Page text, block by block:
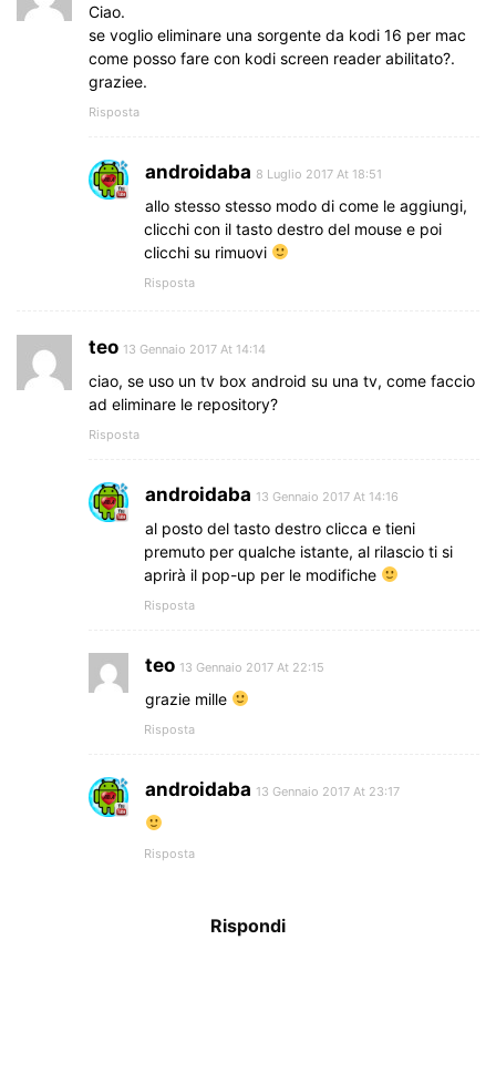
Ciao.
se voglio eliminare una sorgente da kodi 16 per mac
come posso fare con kodi screen reader abilitato?.
graziee.
Risposta
androidaba 8 Luglio 2017 At 18:51
allo stesso stesso modo di come le aggiungi,
clicchi con il tasto destro del mouse e poi
clicchi su rimuovi
Risposta
teo 13 Gennaio 2017 At 14:14
ciao, se uso un tv box android su una tv, come faccio
ad eliminare le repository?
Risposta
androidaba 13 Gennaio 2017 At 14:16
al posto del tasto destro clicca e tieni
premuto per qualche istante, al rilascio ti si
aprirà il pop-up per le modifiche
Risposta
teo 13 Gennaio 2017 At 22:15
grazie mille
Risposta
androidaba 13 Gennaio 2017 At 23:17
Risposta
Rispondi